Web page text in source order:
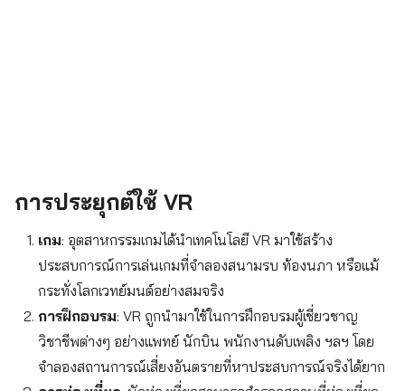
การประยุกต์ใช้ VR
เกม: อุตสาหกรรมเกมได้นำเทคโนโลยี VR มาใช้สร้าง
ประสบการณ์การเล่นเกมที่จำลองสนามรบ ท้องนภา หรือแม้
กระทั่งโลกเวทย์มนต์อย่างสมจริง
การฝึกอบรม: VR ถูกนำมาใช้ในการฝึกอบรมผู้เชี่ยวชาญ
วิชาชีพต่างๆ อย่างแพทย์ นักบิน พนักงานดับเพลิง ฯลฯ โดย
จำลองสถานการณ์เสี่ยงอันตรายที่หาประสบการณ์จริงได้ยาก